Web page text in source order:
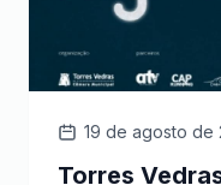
19 de agosto de
Torres